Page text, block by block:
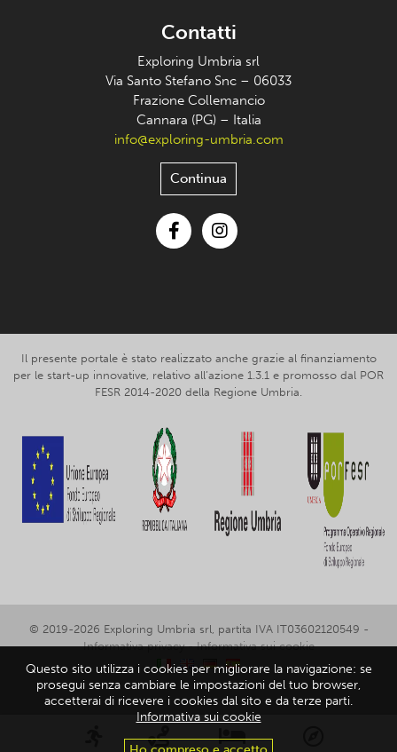
Contatti
Exploring Umbria srl
Via Santo Stefano Snc – 06033
Frazione Collemancio
Cannara (PG) – Italia
info@exploring-umbria.com
Continua
Il presente portale è stato realizzato anche grazie al finanziamento
per le start-up innovative, relativo all’azione 1.3.1 e promosso dal POR
FESR 2014-2020 della Regione Umbria.
© 2019-2026 Exploring Umbria srl, partita IVA IT03602120549 -
Informativa privacy-Informativa sui cookie
Questo sito utilizza i cookies per migliorare la navigazione: se
prosegui senza cambiare le impostazioni del tuo browser,
accetterai di ricevere i cookies dal sito e da terze parti.
Informativa sui cookie